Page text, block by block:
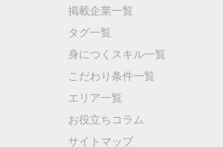
掲載企業一覧
タグ一覧
身につくスキル一覧
こだわり条件一覧
エリア一覧
お役立ちコラム
サイトマップ